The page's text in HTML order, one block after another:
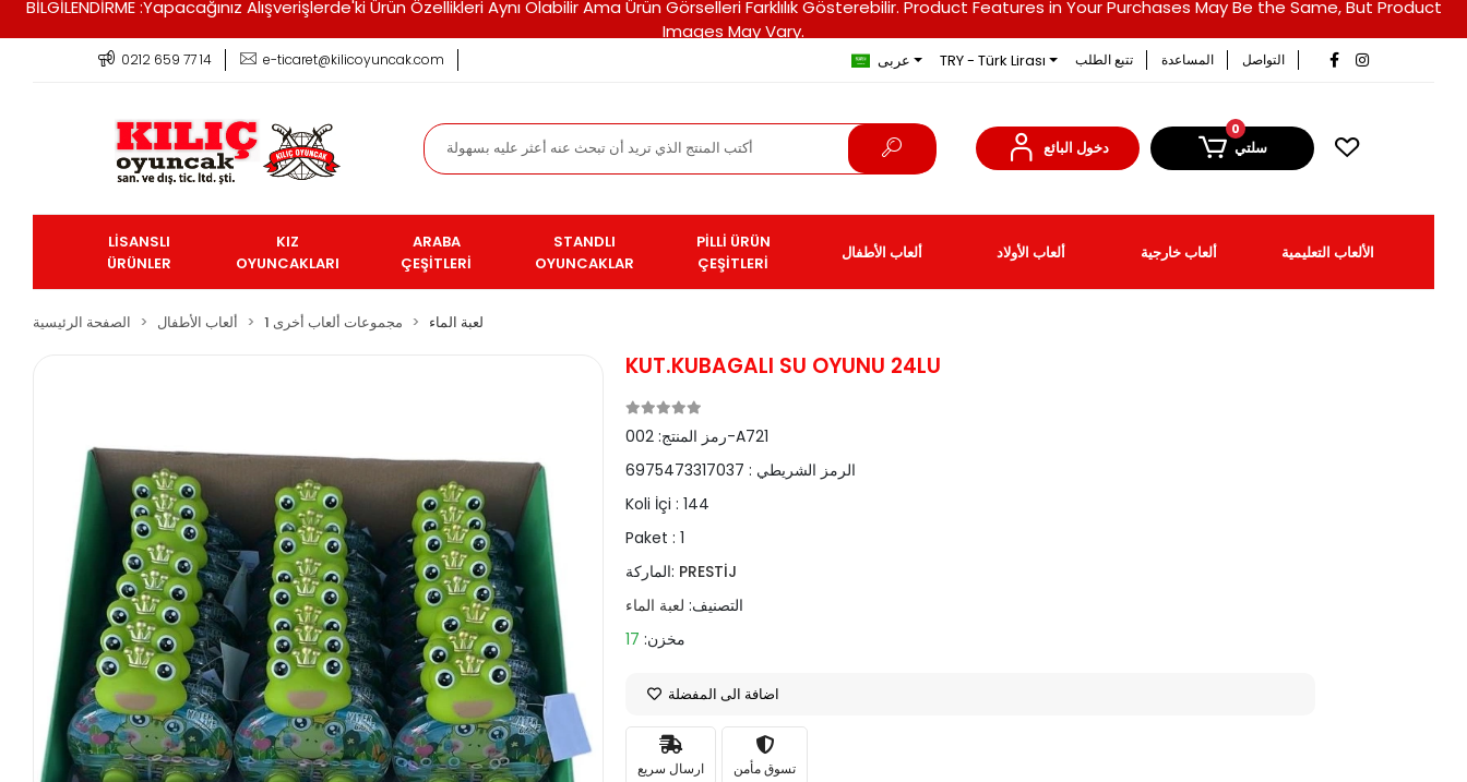
BİLGİLENDİRME :Yapacağınız Alışverişlerde'ki Ürün Özellikleri Aynı Olabilir Ama Ürün Görselleri Farklılık Gösterebilir. Product Features in Your Purchases May Be the Same, But Product
Images May Vary.
0212 659 77 14 e-ticaret@kilicoyuncak.com عربى TRY - Türk Lirası تتبع الطلب المساعدة التواصل
دخول البائع
0
سلتي
LİSANSLI
ÜRÜNLER
KIZ
OYUNCAKLARI
ARABA
ÇEŞİTLERİ
STANDLI
OYUNCAKLAR
PİLLİ ÜRÜN
ÇEŞİTLERİ
ألعاب الأطفال ألعاب الأولاد ألعاب خارجية الألعاب التعليمية
الصفحة الرئيسية ألعاب الأطفال مجموعات ألعاب أخرى 1 لعبة الماء
KUT.KUBAGALI SU OYUNU 24LU
رمز المنتج:002-A721
الرمز الشريطي : 6975473317037
Koli İçi :144
Paket :1
الماركة: PRESTİJ
التصنيف: لعبة الماء
مخزن: 17
اضافة الى المفضلة
ارسال سريع تسوق مأمن